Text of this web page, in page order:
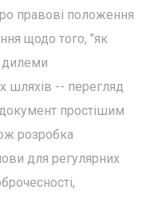
правові положення
щодо того, "як
дилеми
шляхів -- перегляд
простішим
розробка
для регулярних